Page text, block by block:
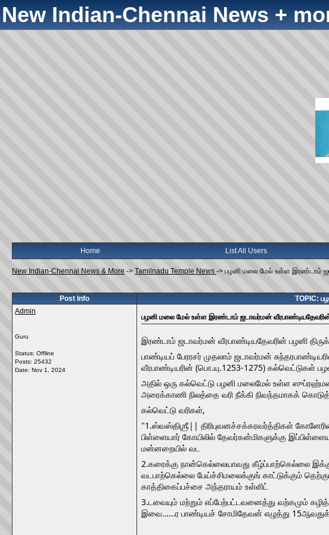
New Indian-Chennai News +
Home List All Users
New Indian-Chennai News & More -> Tamilnadu Temple News -> பழனி மலை மேல் உள்ள இரண்டாம்
Post Info
TOPIC:
Admin
Guru
Status: Offline
Posts: 25432
Date: Nov 1, 2024
பழனி மலை மேல் உள்ள இரண்டாம் ஜடாவர்மன்
இரண்டாம் ஜடாவர்மன் வீரபாண்டியதேவரின் பழனி
பாண்டியப் பேரரசர் முதலாம் ஜடாவர்மன்
வீரபாண்டியரின் (பொ.யு.1253-1275) கல்வெட்டுகள்
அதில் ஒரு கல்வெட்டு பழனி மலைமேல் உள்ள
அரைக்காணி நிலத்தை வரி நீக்கி நிவந்தமாகக்
கல்வெட்டு வரிகள்,
"1.ஸ்வஸ்திஶ்ரீ|| திரிபுவனச்சக்கரவர்த்திகள்
பிள்ளையார் கோயிலில் தேவர்கன்மிகளுக்கு
மன்னறையில் வட
2.கரைக்கு நான்கெல்லையாவது கீழ்ப்பாற்கெல்லை
வடபாற்கெல்லை பேய்ச்சிமலைக்குங் காட்டுக்கும்
காத்திகைப்பச்சை அந்தராயம் உள்ளிட்
3.டவையும் மற்றும் எப்பேற்பட்டவனைத்து வற்கமும்
இவை……ர பாண்டியச் சோமிதேவன் எழுத்து